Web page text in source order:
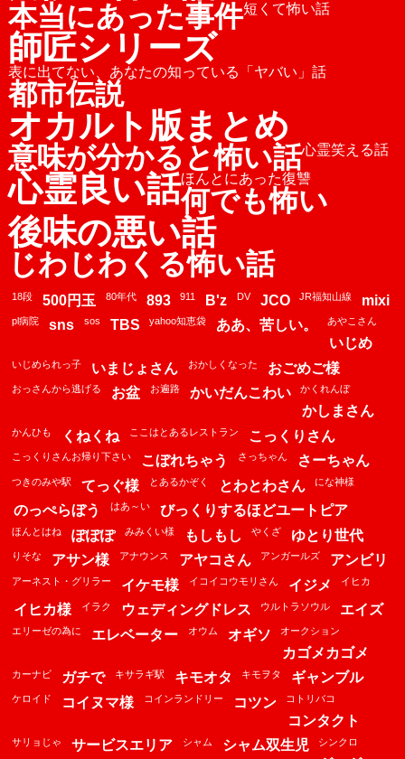
本当にあった事件短くて怖い話
師匠シリーズ
表に出てない、あなたの知っている「ヤバい」話
都市伝説
オカルト版まとめ
意味が分かると怖い話心霊笑える話
心霊良い話ほんとにあった復讐
何でも怖い
後味の悪い話
じわじわくる怖い話
18段 500円玉 80年代 893 911 B'z DV JCO JR福知山線 mixi
pl病院 sns sos TBS yahoo知恵袋 ああ、苦しい。 あやこさん
いじめ
いじめられっ子 いまじょさん おかしくなった おごめご様
おっさんから逃げる お盆 お遍路 かいだんこわい かくれんぼ
かしまさん
かんひも くねくね ここはとあるレストラン こっくりさん
こっくりさんお帰り下さい こぼれちゃう さっちゃん さーちゃん
つきのみや駅 てっぐ様 とあるかぞく とわとわさん にな神様
のっぺらぼう はあ～い びっくりするほどユートピア
ほんとはね ぽぽぽ みみくい様 もしもし やくざ ゆとり世代
りそな アサン様 アナウンス アヤコさん アンガールズ アンビリ
アーネスト・グリラー イケモ様 イコイコウモリさん イジメ イヒカ
イヒカ様 イラク ウェディングドレス ウルトラソウル エイズ
エリーゼの為に エレベーター オウム オギソ オークション
カゴメカゴメ
カーナビ ガチで キサラギ駅 キモオタ キモヲタ ギャンブル
ケロイド コイヌマ様 コインランドリー コツン コトリバコ
コンタクト
サリョじゃ サービスエリア シャム シャム双生児 シンクロ